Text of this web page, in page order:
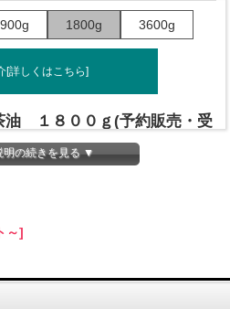
900g 1800g 3600g
[詳しくはこちら]
１８００ｇ(予約販売・受
もおすすめの茶油
の続きを見る ▼
～]